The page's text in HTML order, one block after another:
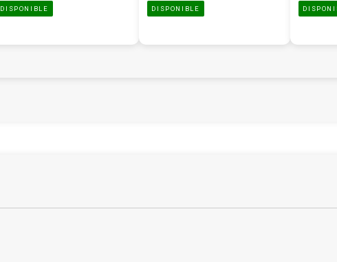
DISPONIBLE DISPONIBLE